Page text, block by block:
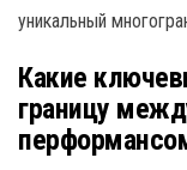
уникальный
Какие
границу